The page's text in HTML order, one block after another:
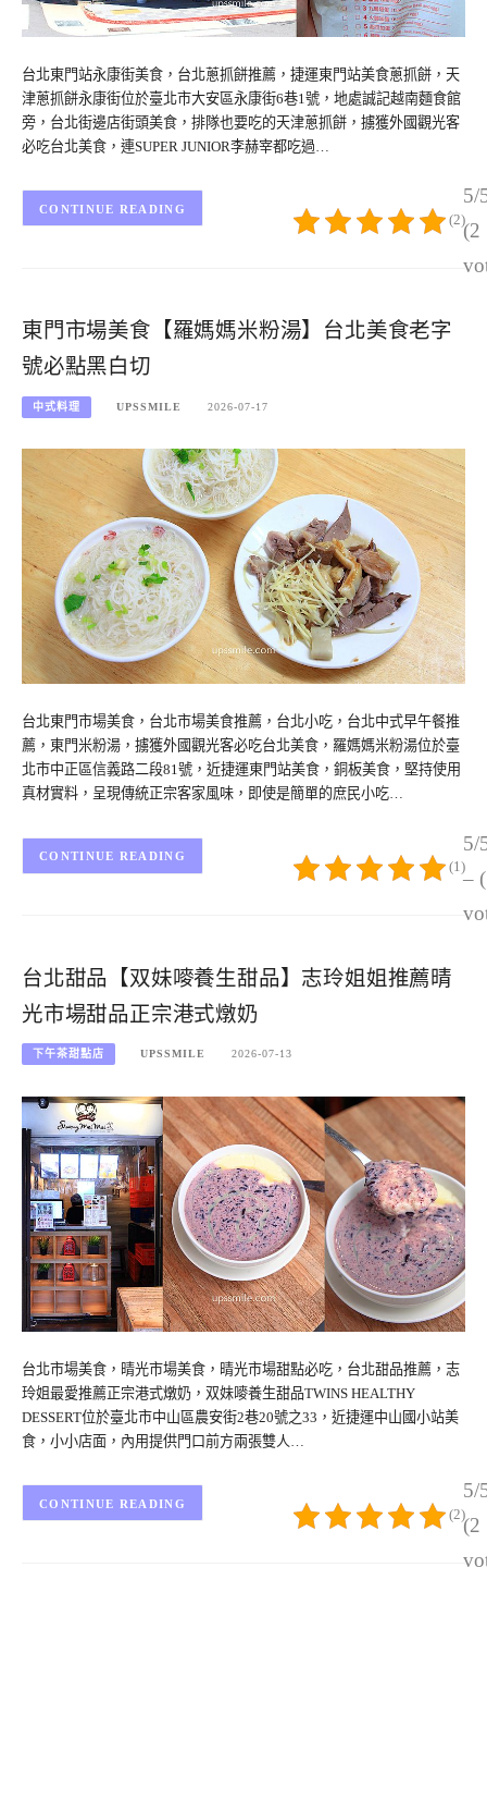
台北東門站永康街美食，台北蔥抓餅推薦，捷運東門站美食蔥抓餅，天
津蔥抓餅永康街位於臺北市大安區永康街6巷1號，地處誠記越南麵食館
旁，台北街邊店街頭美食，排隊也要吃的天津蔥抓餅，擄獲外國觀光客
必吃台北美食，連SUPER JUNIOR李赫宰都吃過…
5/
(2
(2)
CONTINUE READING
東門市場美食【羅媽媽米粉湯】台北美食老字
號必點黑白切
中式料理 UPSSMILE 2026-07-17
台北東門市場美食，台北市場美食推薦，台北小吃，台北中式早午餐推
薦，東門米粉湯，擄獲外國觀光客必吃台北美食，羅媽媽米粉湯位於臺
北市中正區信義路二段81號，近捷運東門站美食，銅板美食，堅持使用
真材實料，呈現傳統正宗客家風味，即使是簡單的庶民小吃…
5/
–
(1)
CONTINUE READING
台北甜品【双妹嘜養生甜品】志玲姐姐推薦晴
光市場甜品正宗港式燉奶
下午茶甜點店 UPSSMILE 2026-07-13
台北市場美食，晴光市場美食，晴光市場甜點必吃，台北甜品推薦，志
玲姐最愛推薦正宗港式燉奶，双妹嘜養生甜品TWINS HEALTHY
DESSERT位於臺北市中山區農安街2巷20號之33，近捷運中山國小站美
食，小小店面，內用提供門口前方兩張雙人…
5/
(2
(2)
CONTINUE READING